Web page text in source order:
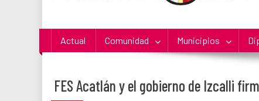
Actual Comunidad Municipios
FES Acatlán y el gobierno de Izcalli